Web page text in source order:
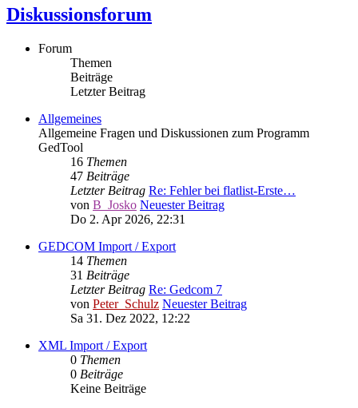
Diskussionsforum
Forum
Themen
Beiträge
Letzter Beitrag
Allgemeines
Allgemeine Fragen und Diskussionen zum Programm
GedTool
16 Themen
47 Beiträge
Letzter Beitrag Re: Fehler bei flatlist-Erste…
von B_Josko Neuester Beitrag
Do 2. Apr 2026, 22:31
GEDCOM Import / Export
14 Themen
31 Beiträge
Letzter Beitrag Re: Gedcom 7
von Peter_Schulz Neuester Beitrag
Sa 31. Dez 2022, 12:22
XML Import / Export
0 Themen
0 Beiträge
Keine Beiträge